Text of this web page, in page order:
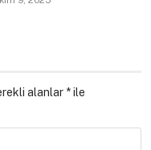
alanlar *ile